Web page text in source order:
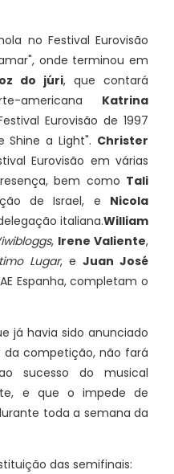
no Festival Eurovisão
onde terminou em
do júri, que contará
americana Katrina
Eurovisão de 1997
Shine a Light". Christer
Eurovisão em várias
bem como Tali
de Israel, e Nicola
italiana.William
, Irene Valiente,
Lugar, e Juan José
Espanha, completam o
já havia sido anunciado
competição, não fará
sucesso do musical
e que o impede de
toda a semana da
das semifinais: